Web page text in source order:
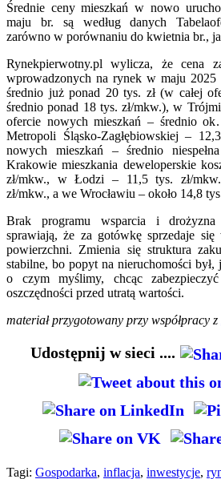
Średnie ceny mieszkań w nowo
maju br. są według danych
zarówno w porównaniu do kwietnia br.,
Rynekpierwotny.pl wylicza, że cena
wprowadzonych na rynek w maju 2025
średnio już ponad 20 tys. zł (w całej
średnio ponad 18 tys. zł/mkw.), w
ofercie nowych mieszkań – średnio
Metropoli Śląsko-Zagłębiowskiej –
nowych mieszkań – średnio
Krakowie mieszkania deweloperskie
zł/mkw., w Łodzi – 11,5 tys. zł/
zł/mkw., a we Wrocławiu – około 14,8
Brak programu wsparcia i
sprawiają, że za gotówkę sprzedaje
powierzchni. Zmienia się struktura
stabilne, bo popyt na nieruchomości był,
o czym myślimy, chcąc
oszczędności przed utratą wartości.
materiał przygotowany przy współpracy z
Udostępnij w sieci ....
Tagi: Gospodarka, inflacja, inwestycje,